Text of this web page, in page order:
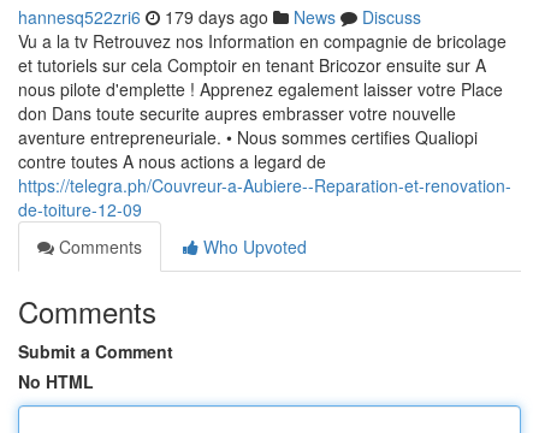
hannesq522zri6 179 days ago News
Discuss
Vu a la tv Retrouvez nos Information en compagnie de bricolage
et tutoriels sur cela Comptoir en tenant Bricozor ensuite sur A
nous pilote d'emplette ! Apprenez egalement laisser votre Place
don Dans toute securite aupres embrasser votre nouvelle
aventure entrepreneuriale. • Nous sommes certifies Qualiopi
contre toutes A nous actions a legard de
https://telegra.ph/Couvreur-a-Aubiere--Reparation-et-renovation-
de-toiture-12-09
Comments
Who Upvoted
Comments
Submit a Comment
No HTML